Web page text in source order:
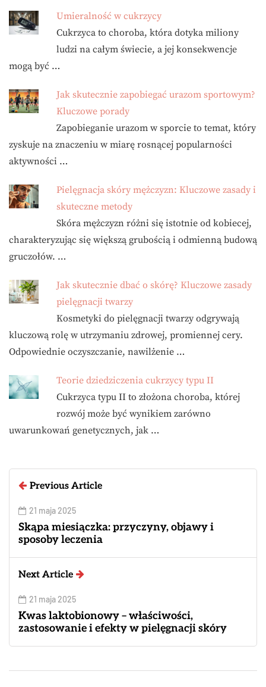
Umieralność w cukrzycy
Cukrzyca to choroba, która dotyka miliony
ludzi na całym świecie, a jej konsekwencje
mogą być …
Jak skutecznie zapobiegać urazom sportowym?
Kluczowe porady
Zapobieganie urazom w sporcie to temat, który
zyskuje na znaczeniu w miarę rosnącej popularności
aktywności …
Pielęgnacja skóry mężczyzn: Kluczowe zasady i
skuteczne metody
Skóra mężczyzn różni się istotnie od kobiecej,
charakteryzując się większą grubością i odmienną budową
gruczołów. …
Jak skutecznie dbać o skórę? Kluczowe zasady
pielęgnacji twarzy
Kosmetyki do pielęgnacji twarzy odgrywają
kluczową rolę w utrzymaniu zdrowej, promiennej cery.
Odpowiednie oczyszczanie, nawilżenie …
Teorie dziedziczenia cukrzycy typu II
Cukrzyca typu II to złożona choroba, której
rozwój może być wynikiem zarówno
uwarunkowań genetycznych, jak …
Previous Article
21 maja 2025
Skąpa miesiączka: przyczyny, objawy i
sposoby leczenia
Next Article
21 maja 2025
Kwas laktobionowy – właściwości,
zastosowanie i efekty w pielęgnacji skóry